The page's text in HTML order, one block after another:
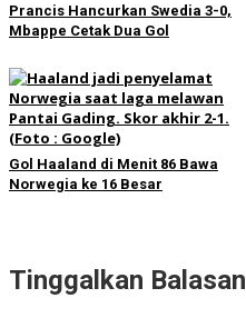
Prancis Hancurkan Swedia 3-0,
Mbappe Cetak Dua Gol
Gol Haaland di Menit 86 Bawa
Norwegia ke 16 Besar
Tinggalkan Balasan